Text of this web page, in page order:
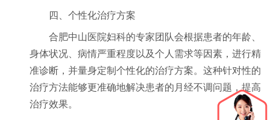
四、个性化治疗方案
合肥中山医院妇科的专家团队会根据患者的年龄、
身体状况、病情严重程度以及个人需求等因素，进行精
准诊断，并量身定制个性化的治疗方案。这种针对性的
治疗方法能够更准确地解决患者的月经不调问题，提高
治疗效果。